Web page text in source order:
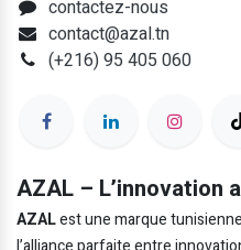
contactez-nous
contact@azal.tn
(+216) 95 405 060
AZAL – L’innovation
AZALest une marque